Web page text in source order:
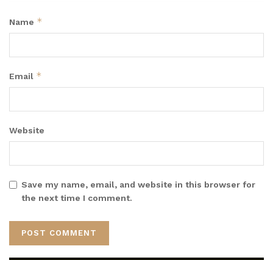
Name *
Email *
Website
Save my name, email, and website in this browser for
the next time I comment.